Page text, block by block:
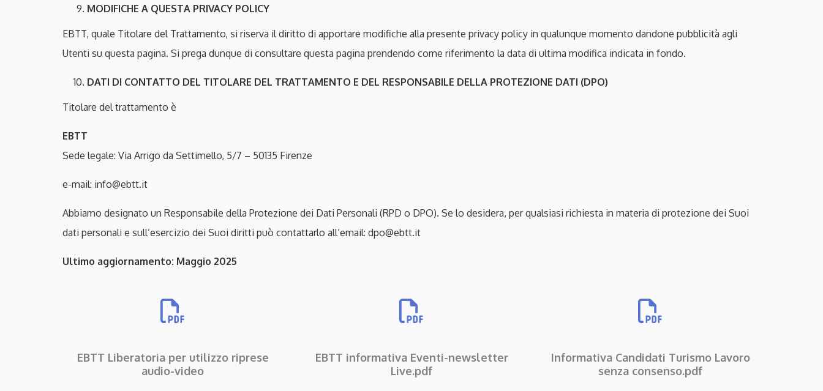
MODIFICHE A QUESTA PRIVACY POLICY
EBTT, quale Titolare del Trattamento, si riserva il diritto di apportare modifiche alla presente privacy policy in qualunque momento dandone pubblicità agli
Utenti su questa pagina. Si prega dunque di consultare questa pagina prendendo come riferimento la data di ultima modifica indicata in fondo.
DATI DI CONTATTO DEL TITOLARE DEL TRATTAMENTO E DEL RESPONSABILE DELLA PROTEZIONE DATI (DPO)
Titolare del trattamento è
EBTT
Sede legale: Via Arrigo da Settimello, 5/7 – 50135 Firenze
e-mail: info@ebtt.it
Abbiamo designato un Responsabile della Protezione dei Dati Personali (RPD o DPO). Se lo desidera, per qualsiasi richiesta in materia di protezione dei Suoi
dati personali e sull’esercizio dei Suoi diritti può contattarlo all’email: dpo@ebtt.it
Ultimo aggiornamento: Maggio 2025
EBTT Liberatoria per utilizzo riprese
audio-video
EBTT informativa Eventi-newsletter
Live.pdf
Informativa Candidati Turismo Lavoro
senza consenso.pdf